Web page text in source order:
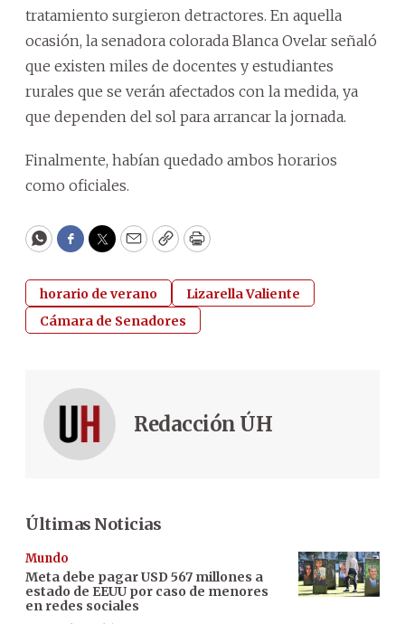
tratamiento surgieron detractores. En aquella
ocasión, la senadora colorada Blanca Ovelar señaló
que existen miles de docentes y estudiantes
rurales que se verán afectados con la medida, ya
que dependen del sol para arrancar la jornada.
Finalmente, habían quedado ambos horarios
como oficiales.
WhatsApp
Facebook
Twitter
EmailCopyPrint
horario de verano
Lizarella Valiente
Cámara de Senadores
Redacción ÚH
Últimas Noticias
Mundo
Meta debe pagar USD 567 millones a
estado de EEUU por caso de menores
en redes sociales